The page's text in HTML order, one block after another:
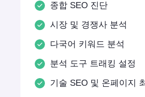
종합 SEO 진단
시장 및 경쟁사 분석
다국어 키워드 분석
분석 도구 트래킹 설정
기술 SEO 및 온페이지